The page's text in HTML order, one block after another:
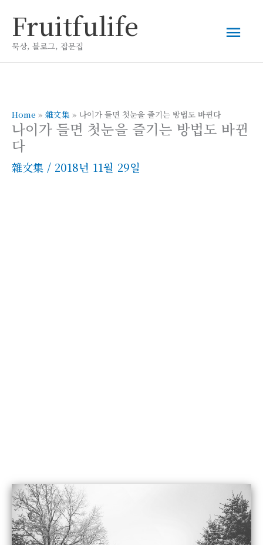
로
Fruitfulife
묵상, 블로그, 잡문집
메
인
뉴
Home » 雜文集 » 나이가 들면 첫눈을 즐기는 방법도 바뀐다
나이가 들면 첫눈을 즐기는 방법도 바뀐
다
雜文集 / 2018년 11월 29일